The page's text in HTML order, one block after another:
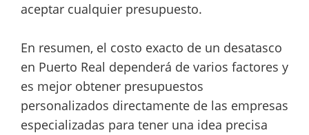
aceptar cualquier presupuesto.
En resumen, el costo exacto de un desatasco
en Puerto Real dependerá de varios factores y
es mejor obtener presupuestos
personalizados directamente de las empresas
especializadas para tener una idea precisa